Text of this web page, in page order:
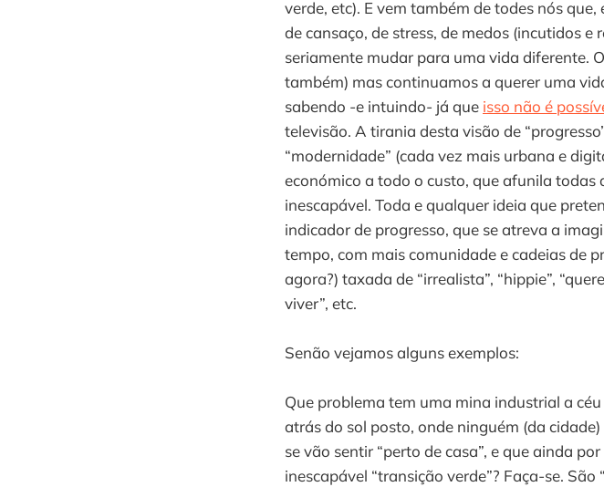
verde, etc). E vem também de todes nós
de cansaço, de stress, de medos (incutidos
seriamente mudar para uma vida diferente.
também) mas continuamos a querer uma
sabendo -e intuindo- já que isso não é
televisão. A tirania desta visão de
“modernidade” (cada vez mais urbana e
económico a todo o custo, que afunila todas
inescapável. Toda e qualquer ideia que
indicador de progresso, que se atreva a
tempo, com mais comunidade e cadeias de
agora?) taxada de “irrealista”, “hippie”,
viver”, etc.
Senão vejamos alguns exemplos:
Que problema tem uma mina industrial a
atrás do sol posto, onde ninguém (da
se vão sentir “perto de casa”, e que ainda
inescapável “transição verde”? Faça-se.